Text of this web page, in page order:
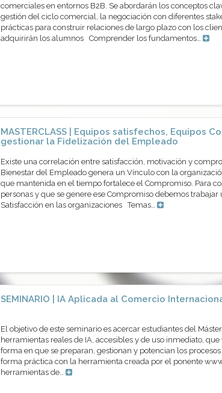
comerciales en entornos B2B. Se abordarán los conceptos
gestión del ciclo comercial, la negociación con diferentes
prácticas para construir relaciones de largo plazo con los
adquirirán los alumnos Comprender los fundamentos…
MASTERCLASS | Equipos satisfechos, Equipos
gestionar la Fidelización del Empleado
Existe una correlación entre satisfacción, motivación y
Bienestar del Empleado genera un Vínculo con la
que mantenida en el tiempo fortalece el Compromiso. Para
personas y que se genere ese Compromiso debemos trabajar
Satisfacción en las organizaciones Temas…
SEMINARIO | IA Aplicada al Comercio
El objetivo de este seminario es acercar estudiantes del
herramientas reales de IA, accesibles y de uso inmediato,
forma en que se preparan, gestionan y potencian los
forma práctica con la herramienta creada por el ponente
herramientas de…